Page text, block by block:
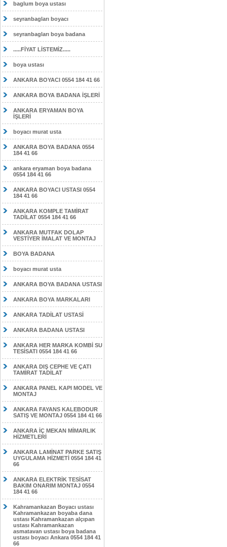
baglum boya ustası
seyranbagları boyacı
seyranbagları boya badana
.....FİYAT LİSTEMİZ.....
boya ustası
ANKARA BOYACI 0554 184 41 66
ANKARA BOYA BADANA İŞLERİ
ANKARA ERYAMAN BOYA
İŞLERİ
boyacı murat usta
ANKARA BOYA BADANA 0554
184 41 66
ankara eryaman boya badana
0554 184 41 66
ANKARA BOYACI USTASI 0554
184 41 66
ANKARA KOMPLE TAMİRAT
TADİLAT 0554 184 41 66
ANKARA MUTFAK DOLAP
VESTİYER İMALAT VE MONTAJ
BOYA BADANA
boyacı murat usta
ANKARA BOYA BADANA USTASI
ANKARA BOYA MARKALARI
ANKARA TADİLAT USTASİ
ANKARA BADANA USTASI
ANKARA HER MARKA KOMBİ SU
TESİSATI 0554 184 41 66
ANKARA DIŞ CEPHE VE ÇATI
TAMİRAT TADİLAT
ANKARA PANEL KAPI MODEL VE
MONTAJ
ANKARA FAYANS KALEBODUR
SATIŞ VE MONTAJ 0554 184 41 66
ANKARA İÇ MEKAN MİMARLIK
HİZMETLERİ
ANKARA LAMİNAT PARKE SATIŞ
UYGULAMA HİZMETİ 0554 184 41
66
ANKARA ELEKTRİK TESİSAT
BAKIM ONARIM MONTAJ 0554
184 41 66
Kahramankazan Boyacı ustası
Kahramankazan boyaba dana
ustası Kahramankazan alçıpan
ustası Kahramankazan
asmatavan ustası boya badana
ustası boyacı Ankara 0554 184 41
66